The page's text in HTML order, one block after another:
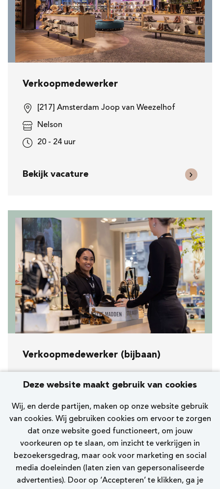
Deze website maakt gebruik van cookies
Wij, en derde partijen, maken op onze website gebruik
van cookies. Wij gebruiken cookies om ervoor te zorgen
dat onze website goed functioneert, om jouw
voorkeuren op te slaan, om inzicht te verkrijgen in
bezoekersgedrag, maar ook voor marketing en social
media doeleinden (laten zien van gepersonaliseerde
advertenties). Door op ‘Accepteren’ te klikken, ga je
Verkoopmedewerker
[217] Amsterdam Joop van Weezelhof
Nelson
20 - 24 uur
Bekijk vacature
Verkoopmedewerker (bijbaan)
Nelson
0 - 12 uur
Bekijk vacature